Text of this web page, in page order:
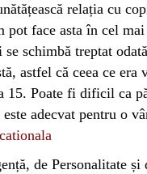
relația cu
pot face asta în cel
schimbă treptat
astfel că ceea ce era
15. Poate fi dificil ca
adecvat pentru o
de Personalitate și